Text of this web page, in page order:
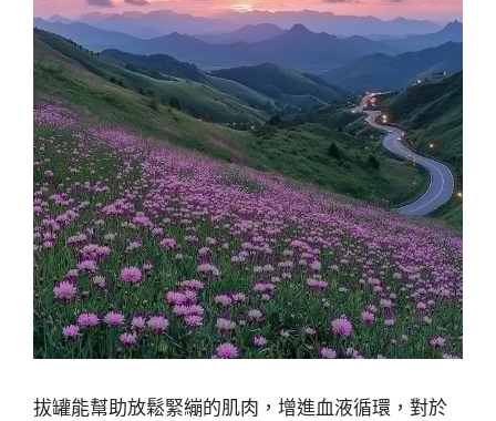
拔罐能幫助放鬆緊繃的肌肉，增進血液循環，對於